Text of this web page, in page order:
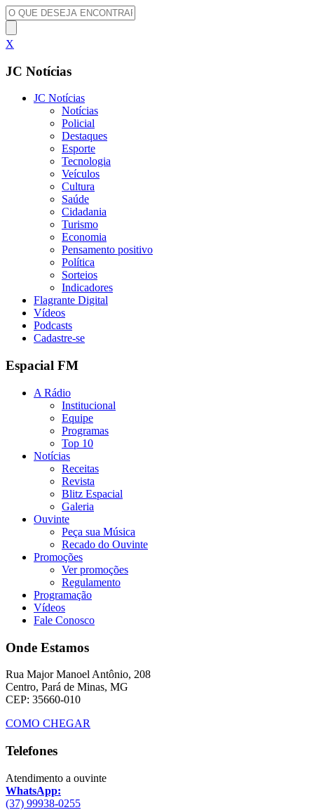
X
JC Notícias
JC Notícias
Notícias
Policial
Destaques
Esporte
Tecnologia
Veículos
Cultura
Saúde
Cidadania
Turismo
Economia
Pensamento positivo
Política
Sorteios
Indicadores
Flagrante Digital
Vídeos
Podcasts
Cadastre-se
Espacial FM
A Rádio
Institucional
Equipe
Programas
Top 10
Notícias
Receitas
Revista
Blitz Espacial
Galeria
Ouvinte
Peça sua Música
Recado do Ouvinte
Promoções
Ver promoções
Regulamento
Programação
Vídeos
Fale Conosco
Onde Estamos
Rua Major Manoel Antônio, 208
Centro, Pará de Minas, MG
CEP: 35660-010
COMO CHEGAR
Telefones
Atendimento a ouvinte
WhatsApp:
(37) 99938-0255